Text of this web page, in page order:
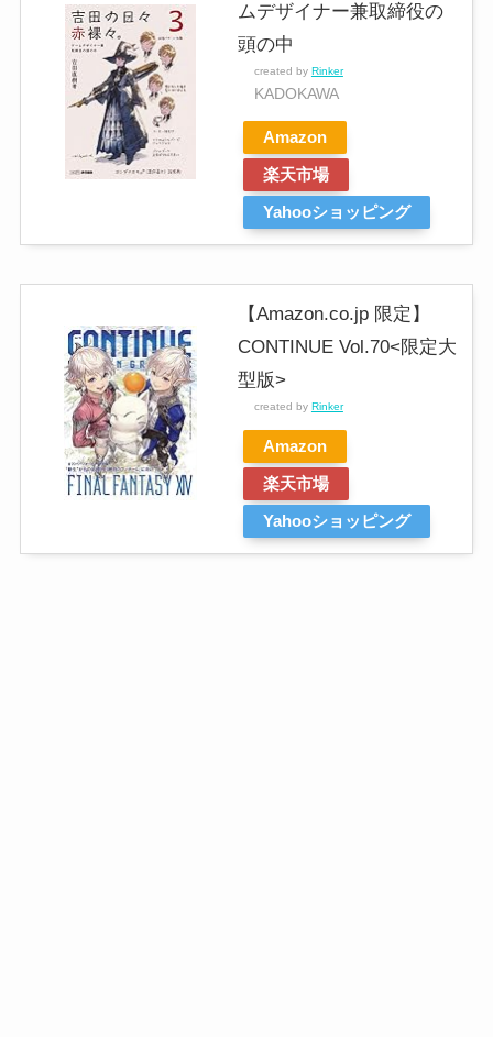
ムデザイナー兼取締役の
頭の中
created by Rinker
KADOKAWA
Amazon
楽天市場
Yahooショッピング
【Amazon.co.jp 限定】
CONTINUE Vol.70<限定大
型版>
created by Rinker
Amazon
楽天市場
Yahooショッピング